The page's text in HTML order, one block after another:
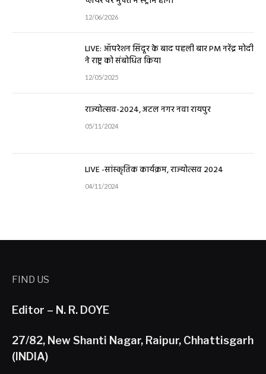
12/06/2026
LIVE: ऑपरेशन सिंदूर के बाद पहली बार PM नरेंद्र मोदी
ने राष्ट्र को संबोधित किया
12/05/2025
राज्योत्सव-2024, अटल नगर नवा रायपुर
05/11/2024
LIVE -सांस्कृतिक कार्यक्रम, राज्योत्सव 2024
04/11/2024
FIND US
Editor – N. R. DOYE
27/82, New Shanti Nagar, Raipur, Chhattisgarh
(INDIA)